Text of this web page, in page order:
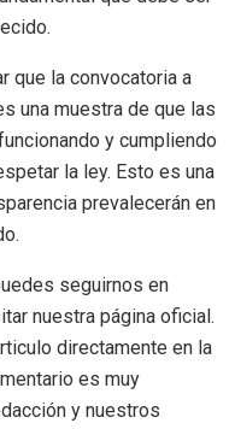
que la convocatoria a
una muestra de que las
y cumpliendo
la ley. Esto es una
prevalecerán en
seguirnos en
nuestra página oficial.
directamente en la
es muy
y nuestros